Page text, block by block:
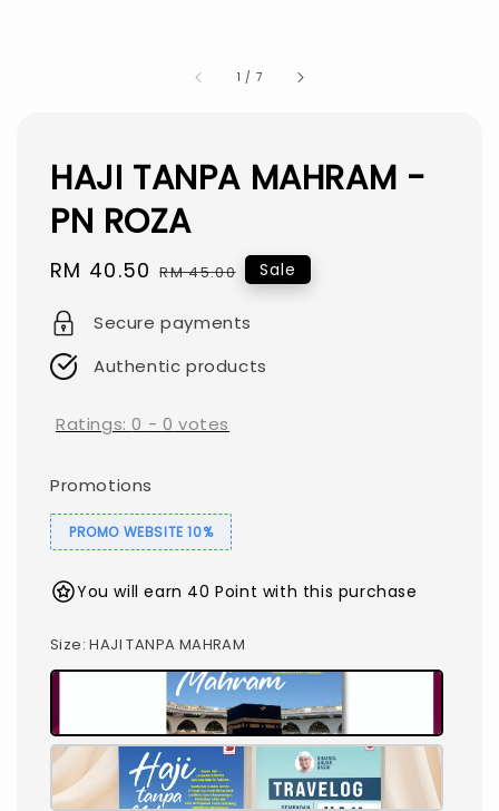
1 / 7
HAJI TANPA MAHRAM -
PN ROZA
Sale
RM 40.50 Regular
RM 45.00 Sale
Secure payments
Authentic products
Ratings:0 - 0 votes
Promotions
PROMO WEBSITE 10%
You will earn 40 Point with this purchase
Size: HAJI TANPA MAHRAM